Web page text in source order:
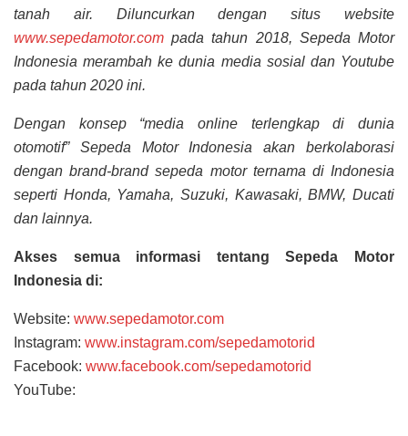
tanah air. Diluncurkan dengan situs website
www.sepedamotor.com pada tahun 2018, Sepeda Motor
Indonesia merambah ke dunia media sosial dan Youtube
pada tahun 2020 ini.
Dengan konsep “media online terlengkap di dunia
otomotif” Sepeda Motor Indonesia akan berkolaborasi
dengan brand-brand sepeda motor ternama di Indonesia
seperti Honda, Yamaha, Suzuki, Kawasaki, BMW, Ducati
dan lainnya.
Akses semua informasi tentang Sepeda Motor
Indonesia di:
Website: www.sepedamotor.com
Instagram: www.instagram.com/sepedamotorid
Facebook: www.facebook.com/sepedamotorid
YouTube: